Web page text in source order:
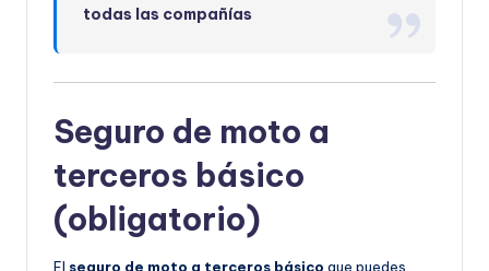
todas las compañías
Seguro de moto a
terceros básico
(obligatorio)
El seguro de moto a terceros básico que puedes